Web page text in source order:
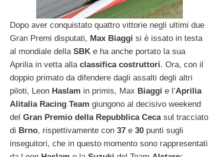
Dopo aver conquistato quattro vittorie negli ultimi due
Gran Premi disputati, Max Biaggi si è issato in testa
al mondiale della SBK e ha anche portato la sua
Aprilia in vetta alla classifica costruttori. Ora, con il
doppio primato da difendere dagli assalti degli altri
piloti, Leon Haslam in primis, Max Biaggi e l’Aprilia
Alitalia Racing Team giungono al decisivo weekend
del Gran Premio della Repubblica Ceca sul tracciato
di Brno, rispettivamente con 37 e 30 punti sugli
inseguitori, che in questo momento sono rappresentati